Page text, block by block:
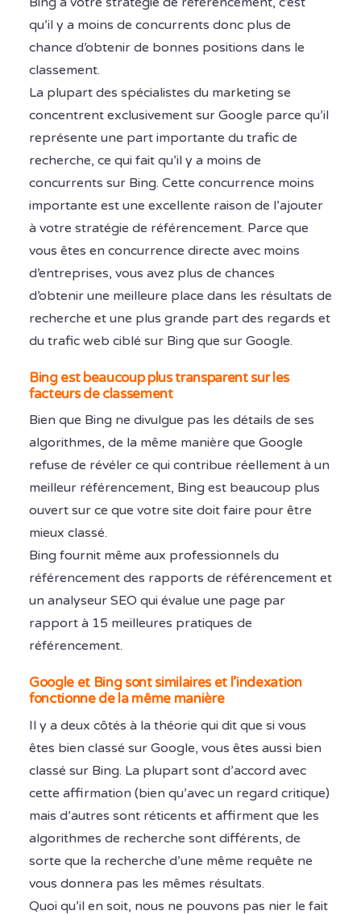
qu’il y a moins de concurrents donc plus de
chance d’obtenir de bonnes positions dans le
classement.
La plupart des spécialistes du marketing se
concentrent exclusivement sur Google parce qu’il
représente une part importante du trafic de
recherche, ce qui fait qu’il y a moins de
concurrents sur Bing. Cette concurrence moins
importante est une excellente raison de l’ajouter
à votre stratégie de référencement. Parce que
vous êtes en concurrence directe avec moins
d’entreprises, vous avez plus de chances
d’obtenir une meilleure place dans les résultats de
recherche et une plus grande part des regards et
du trafic web ciblé sur Bing que sur Google.
Bing est beaucoup plus transparent sur les
facteurs de classement
Bien que Bing ne divulgue pas les détails de ses
algorithmes, de la même manière que Google
refuse de révéler ce qui contribue réellement à un
meilleur référencement, Bing est beaucoup plus
ouvert sur ce que votre site doit faire pour être
mieux classé.
Bing fournit même aux professionnels du
référencement des rapports de référencement et
un analyseur SEO qui évalue une page par
rapport à 15 meilleures pratiques de
référencement.
Google et Bing sont similaires et l’indexation
fonctionne de la même manière
Il y a deux côtés à la théorie qui dit que si vous
êtes bien classé sur Google, vous êtes aussi bien
classé sur Bing. La plupart sont d’accord avec
cette affirmation (bien qu’avec un regard critique)
mais d’autres sont réticents et affirment que les
algorithmes de recherche sont différents, de
sorte que la recherche d’une même requête ne
vous donnera pas les mêmes résultats.
Quoi qu’il en soit, nous ne pouvons pas nier le fait